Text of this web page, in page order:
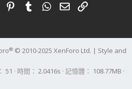
PinterestTumblrWhatsApp
電子郵件
連結
® © 2010-2025 XenForo Ltd. | Style and
51 時間 2.0416s 記憶體 108.77MB